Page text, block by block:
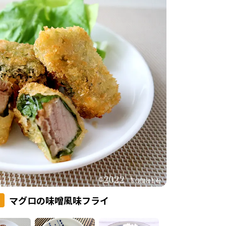
マグロの味噌風味フライ